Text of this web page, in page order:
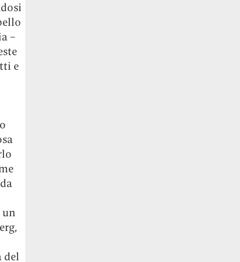
–
e
un
del